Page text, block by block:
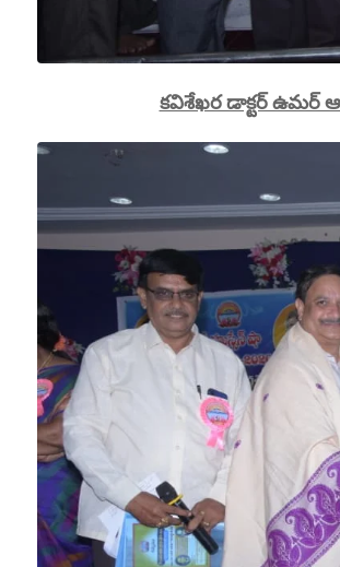
కవిశేఖర డాక్టర్ ఉమర్